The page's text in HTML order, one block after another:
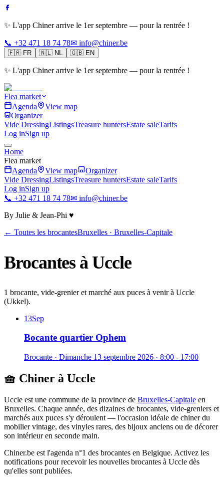
✨ L'app Chiner arrive le 1er septembre — pour la rentrée !
📞 +32 471 18 74 78✉ info@chiner.be
🇫🇷 FR 🇳🇱 NL 🇬🇧 EN
✨ L'app Chiner arrive le 1er septembre — pour la rentrée !
Flea market
Agenda
View map
Organizer
Vide DressingListingsTreasure huntersEstate saleTarifs
Log inSign up
Home
Flea market
Agenda
View map
Organizer
Vide DressingListingsTreasure huntersEstate saleTarifs
Log inSign up
📞 +32 471 18 74 78✉ info@chiner.be
By Julie & Jean-Phi ♥
← Toutes les brocantesBruxelles · Bruxelles-Capitale
Brocantes àUccle
1 brocante, vide-grenier et marché aux puces à venir à Uccle
(Ukkel).
13Sep
Bocante quartier Ophem
Brocante · Dimanche 13 septembre 2026 · 8:00 - 17:00
🧺 Chiner à Uccle
Uccle est une commune de la province de Bruxelles-Capitale en
Bruxelles. Chaque année, des dizaines de brocantes, vide-greniers et
marchés aux puces s'y déroulent — l'occasion idéale de chiner du
mobilier vintage, des vinyles rares, des bijoux anciens ou de décorer
son intérieur en seconde main.
Chiner.be est l'agenda n°1 des brocantes en Belgique. Activez les
notifications pour recevoir les nouvelles brocantes à Uccle dès
qu'elles sont publiées.